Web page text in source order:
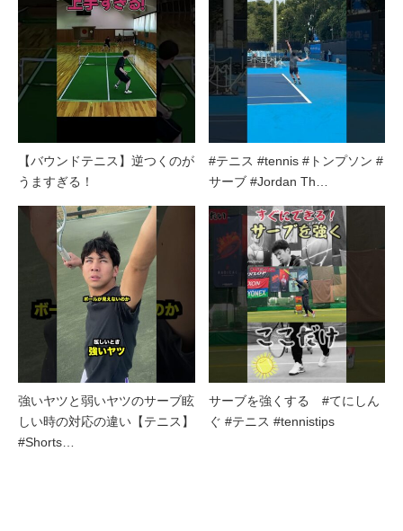
【バウンドテニス】逆つくのが
うますぎる！
#テニス #tennis #トンプソン #
サーブ #Jordan Th…
強いヤツと弱いヤツのサーブ眩
しい時の対応の違い【テニス】
#Shorts…
サーブを強くする #てにしん
ぐ #テニス #tennistips